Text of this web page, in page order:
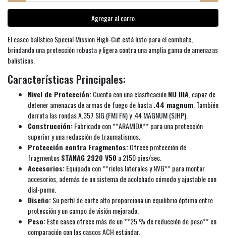
Agregar al carro
El casco balístico Special Mission High-Cut está listo para el combate,
brindando una protección robusta y ligera contra una amplia gama de amenazas
balísticas.
Características Principales:
Nivel de Protección:Cuenta con una clasificaciónNIJ IIIA, capaz de
detener amenazas de armas de fuego de hasta.44 magnum. También
derrota las rondas A.357 SIG (FMJ FN) y .44 MAGNUM (SJHP).
Construcción:Fabricado con **ARAMIDA** para una protección
superior y una reducción de traumatismos.
Protección contra Fragmentos:Ofrece protección de
fragmentosSTANAG 2920 V50 a 2150 pies/sec.
Accesorios:Equipado con **rieles laterales y NVG** para montar
accesorios, además de un sistema de acolchado cómodo y ajustable con
dial-pomo.
Diseño:Su perfil de corte alto proporciona un equilibrio óptimo entre
protección y un campo de visión mejorado.
Peso:Este casco ofrece más de un **25 % de reducción de peso** en
comparación con los cascos ACH estándar.